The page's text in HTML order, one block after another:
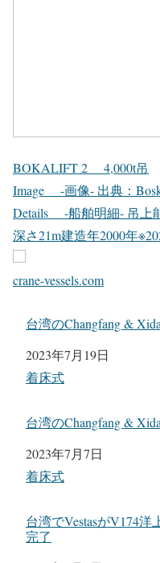
BOKALIFT 2 4,000t吊
Image -画像- 出典：
Details -船舶明細- 吊上
深さ21m建造年2000年
crane-vessels.com
台湾のChangfang &
日付
2023年7月19日
関連理由
着床式
台湾のChangfang &
日付
2023年7月7日
関連理由
着床式
台湾でVestasがV174
完了